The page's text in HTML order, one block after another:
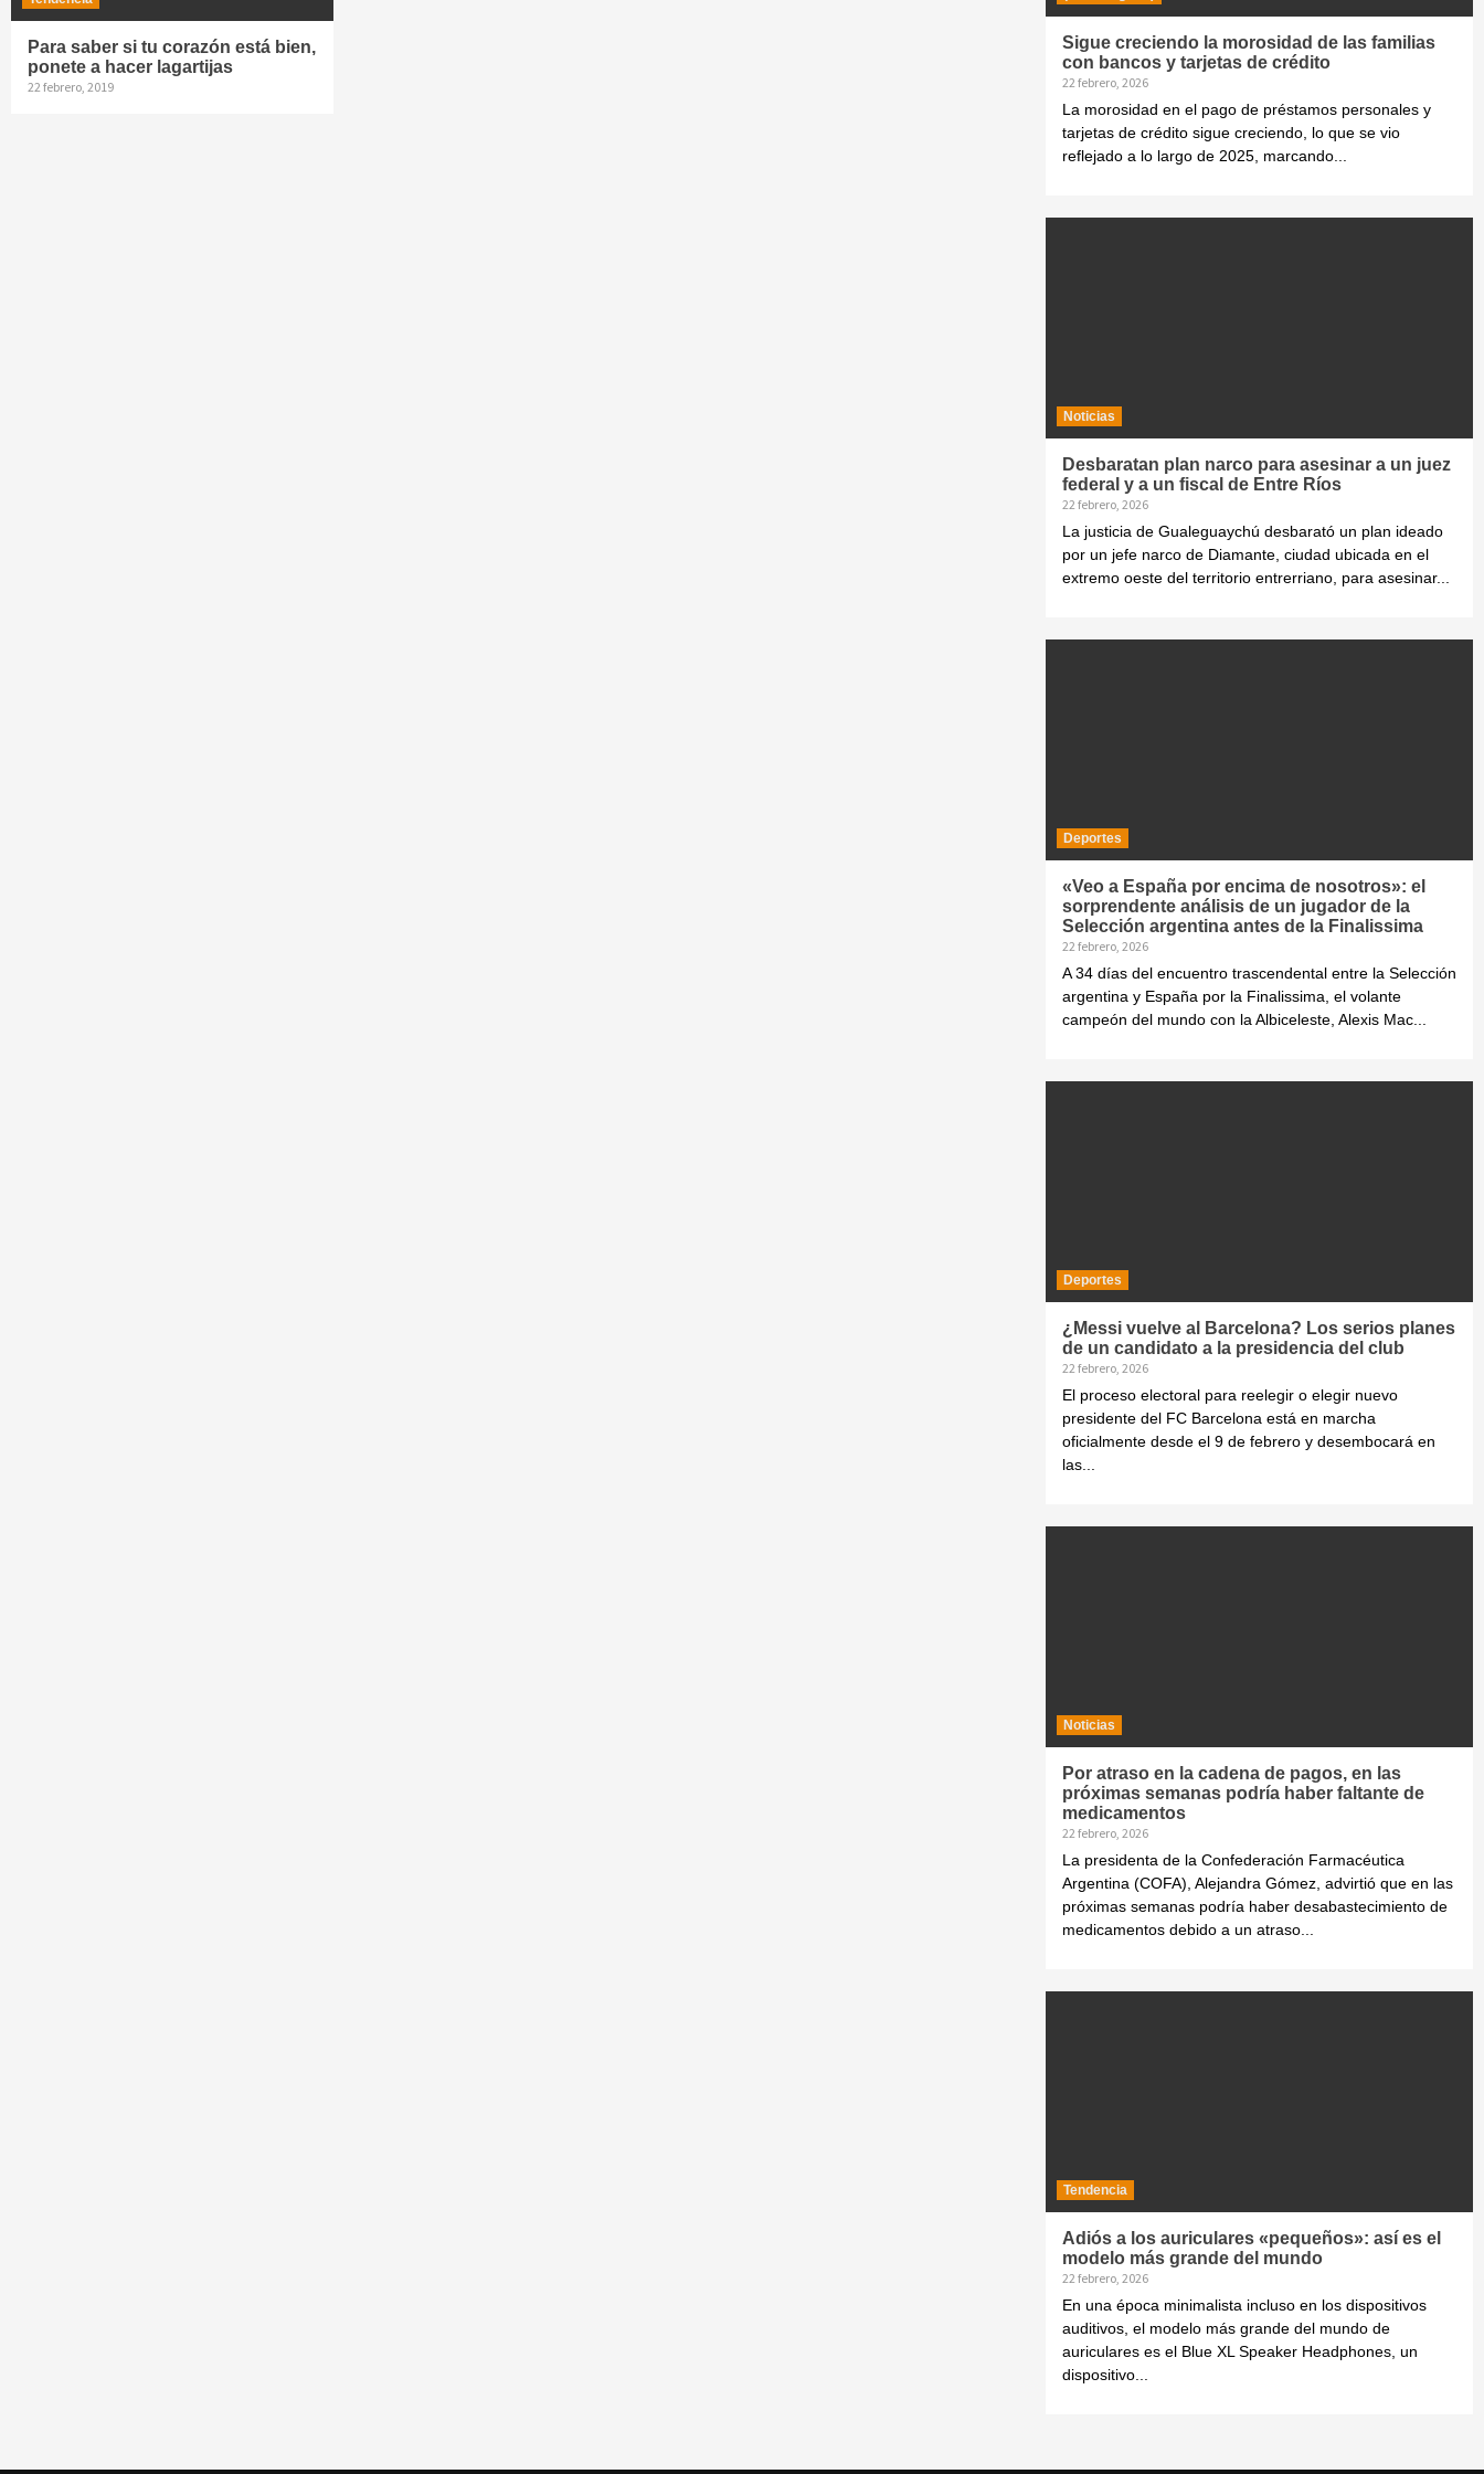
Para saber si tu corazón está bien,
ponete a hacer lagartijas
22 febrero, 2019
Sigue creciendo la morosidad de las familias
con bancos y tarjetas de crédito
22 febrero, 2026
La morosidad en el pago de préstamos personales y
tarjetas de crédito sigue creciendo, lo que se vio
reflejado a lo largo de 2025, marcando...
Noticias
Desbaratan plan narco para asesinar a un juez
federal y a un fiscal de Entre Ríos
22 febrero, 2026
La justicia de Gualeguaychú desbarató un plan ideado
por un jefe narco de Diamante, ciudad ubicada en el
extremo oeste del territorio entrerriano, para asesinar...
Deportes
«Veo a España por encima de nosotros»: el
sorprendente análisis de un jugador de la
Selección argentina antes de la Finalissima
22 febrero, 2026
A 34 días del encuentro trascendental entre la Selección
argentina y España por la Finalissima, el volante
campeón del mundo con la Albiceleste, Alexis Mac...
Deportes
¿Messi vuelve al Barcelona? Los serios planes
de un candidato a la presidencia del club
22 febrero, 2026
El proceso electoral para reelegir o elegir nuevo
presidente del FC Barcelona está en marcha
oficialmente desde el 9 de febrero y desembocará en
las...
Noticias
Por atraso en la cadena de pagos, en las
próximas semanas podría haber faltante de
medicamentos
22 febrero, 2026
La presidenta de la Confederación Farmacéutica
Argentina (COFA), Alejandra Gómez, advirtió que en las
próximas semanas podría haber desabastecimiento de
medicamentos debido a un atraso...
Tendencia
Adiós a los auriculares «pequeños»: así es el
modelo más grande del mundo
22 febrero, 2026
En una época minimalista incluso en los dispositivos
auditivos, el modelo más grande del mundo de
auriculares es el Blue XL Speaker Headphones, un
dispositivo...